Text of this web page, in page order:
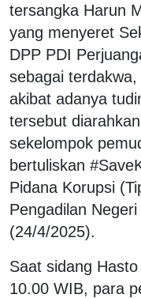
tersangka Harun
yang menyeret
DPP PDI
sebagai
akibat adanya
tersebut
sekelompok
bertuliskan
Pidana Korupsi
Pengadilan
(24/4/2025).
Saat sidang
10.00 WIB, para